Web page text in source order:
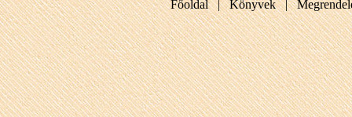
Főoldal | Könyvek |